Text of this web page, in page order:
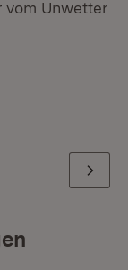
vom Unwetter
Seite Weiter